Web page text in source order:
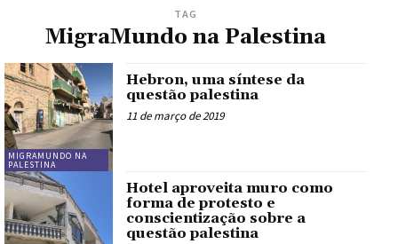
TAG
MigraMundo na Palestina
MIGRAMUNDO NA
PALESTINA
Hebron, uma síntese da
questão palestina
11 de março de 2019
Hotel aproveita muro como
forma de protesto e
conscientização sobre a
questão palestina